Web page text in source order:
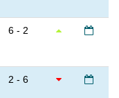
6 - 2
2 - 6